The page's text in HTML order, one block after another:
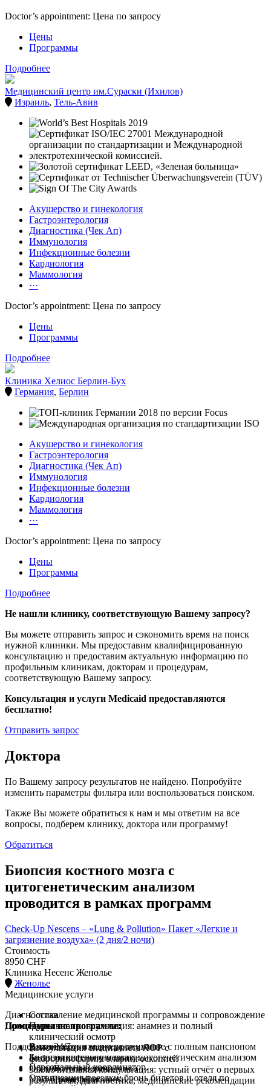
Doctor’s appointment: Цена по запросу
Цены
Программы
Подробнее
Медицинский центр им.Сураски (Ихилов)
Израиль, Тель-Авив
Акушерство и гинекология
Гастроэнтерология
Диагностика (Чек Ап)
Иммунология
Инфекционные болезни
Кардиология
Маммология
···
Doctor’s appointment: Цена по запросу
Цены
Программы
Подробнее
Клиника Хелиос Берлин-Бух
Германия, Берлин
Акушерство и гинекология
Гастроэнтерология
Диагностика (Чек Ап)
Иммунология
Инфекционные болезни
Кардиология
Маммология
···
Doctor’s appointment: Цена по запросу
Цены
Программы
Подробнее
Не нашли клинику, соответствующую Вашему запросу?
Вы можете отправить запрос и сэкономить время на поиск
нужной клиники. Мы предоставим квалифицированную
консультацию и предоставим актуальную информацию по
профильным клиникам, докторам и процедурам,
соответствующую Вашему запросу.
Консультация и услуги Medicaid предоставляются
бесплатно!
Отправить запрос
Доктора
По Вашему запросу результатов не найдено. Попробуйте
изменить параметры фильтра или воспользоваться поиском.
Также Вы можете обратиться к нам и мы ответим на все
вопросы, подберем клинику, доктора или программу!
Обратиться
Биопсия костного мозга с
цитогенетическим анализом
проводится в рамках программ
Check-Up Nescens – «Lung & Pollution» Пакет «Легкие и
загрязнение воздуха» (2 дня/2 ночи)
Стоимость
8950 CHF
Клиника Несенс Женолье
Женолье
Медицинские услуги
Составление медицинской программы и сопровождение
Первичная консультация: анамнез и полный
клинический осмотр
Консультация специалиста ЛОР с
фиброринофаринголарингоскопией
Заключительная консультация: устный отчёт о первых
результатах, диагностика, медицинские рекомендации
Диагностика
Процедуры по программе:
Анализ крови маркера опухоли
Биопсия костного мозга с цитогенетическим анализом
Общий анализ мочи
УЗИ брюшной полости
Дополнительно
В стоимость входит проживание с полным пансионом
За дополнительную плату:
Услуги переводчика
Трансферы
Поддержка 24/7
Персональный координатор.
Организация поездки: бронь билетов и отеля по